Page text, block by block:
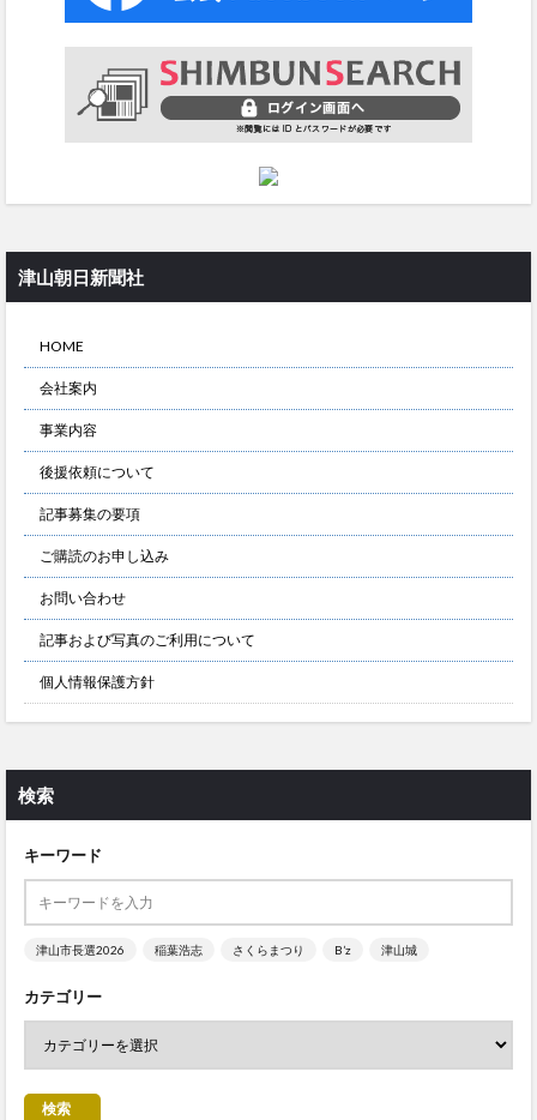
津山朝日新聞社
HOME
会社案内
事業内容
後援依頼について
記事募集の要項
ご購読のお申し込み
お問い合わせ
記事および写真のご利用について
個人情報保護方針
検索
キーワード
津山市長選2026 稲葉浩志 さくらまつり B’z 津山城
カテゴリー
検索